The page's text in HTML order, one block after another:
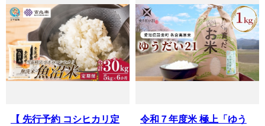
【 先行予約 コシヒカリ定
令和７年度米 極上「ゆう